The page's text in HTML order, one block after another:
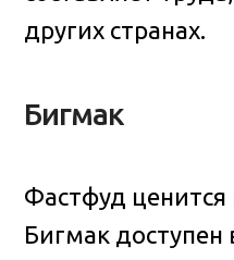
других странах.
Бигмак
Фастфуд ценится
Бигмак